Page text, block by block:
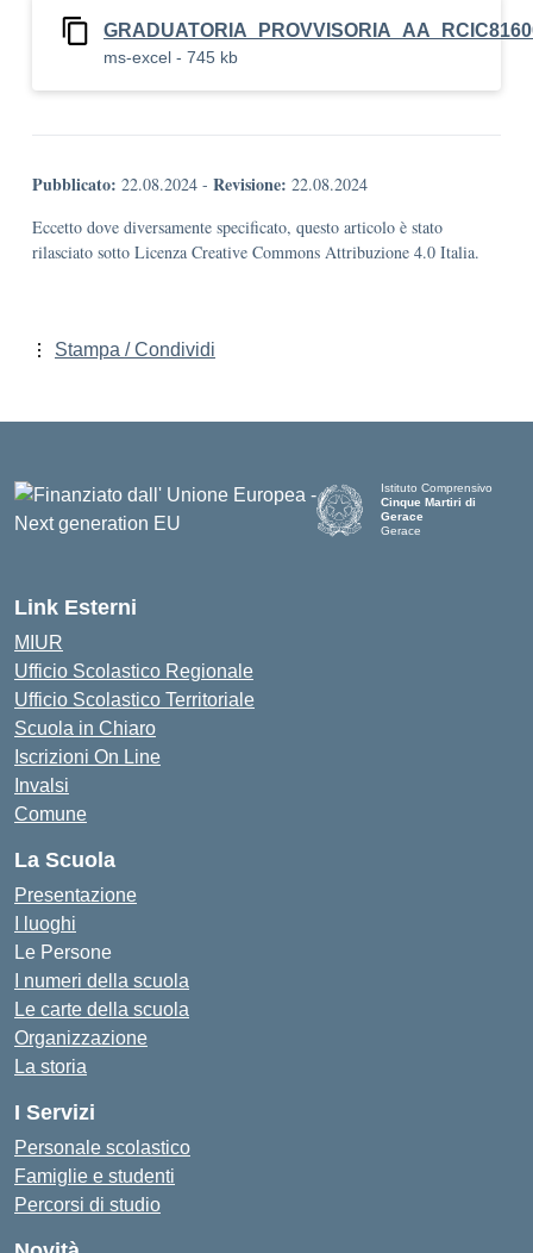
ms-excel - 745 kb
Pubblicato: 22.08.2024 - Revisione: 22.08.2024
Eccetto dove diversamente specificato, questo articolo è stato
rilasciato sotto Licenza Creative Commons Attribuzione 4.0 Italia.
Stampa / Condividi
Istituto Comprensivo
Cinque Martiri di
Gerace
Gerace
Link Esterni
MIUR
Ufficio Scolastico Regionale
Ufficio Scolastico Territoriale
Scuola in Chiaro
Iscrizioni On Line
Invalsi
Comune
La Scuola
Presentazione
I luoghi
Le Persone
I numeri della scuola
Le carte della scuola
Organizzazione
La storia
I Servizi
Personale scolastico
Famiglie e studenti
Percorsi di studio